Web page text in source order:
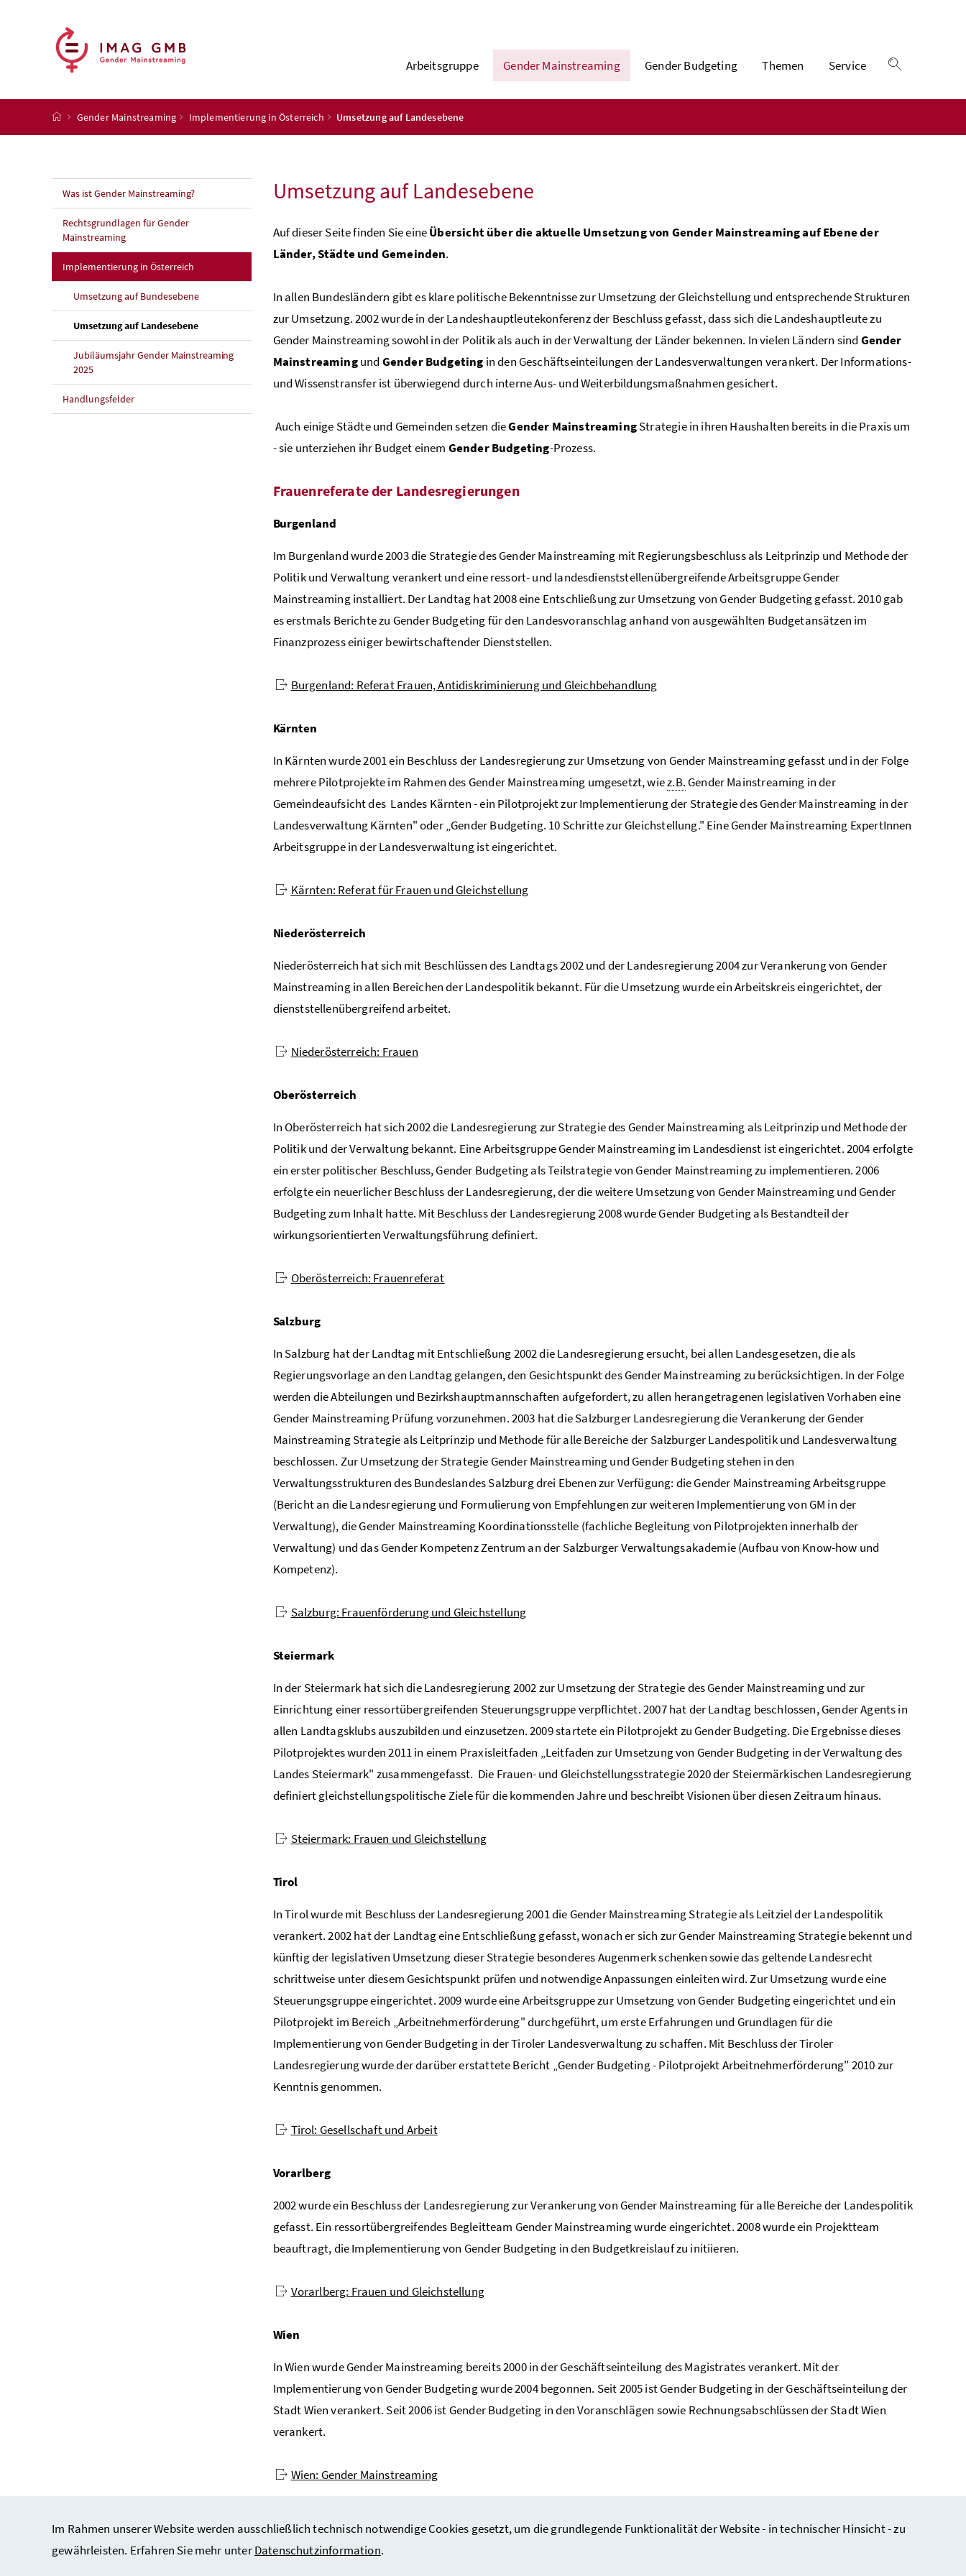
Im Rahmen unserer Website werden ausschließlich technisch notwendige Cookies gesetzt, um die grundlegende Funktionalität der Website - in technischer Hinsicht - zu
gewährleisten. Erfahren Sie mehr unterDatenschutzinformation.
Arbeitsgruppe Gender Mainstreaming Gender Budgeting Themen
Service
Startseite
Gender Mainstreaming Implementierung in Österreich Umsetzung auf Landesebene
Was ist Gender Mainstreaming?
Rechtsgrundlagen für Gender
Mainstreaming
Implementierung in Österreich(aktuelle Seite)
Umsetzung auf Bundesebene
Umsetzung auf Landesebene(aktuelle Seite)
Jubiläumsjahr Gender Mainstreaming
2025
Handlungsfelder
Umsetzung auf Landesebene
Auf dieser Seite finden Sie eineÜbersicht über die aktuelle Umsetzung von Gender Mainstreaming auf Ebene der
Länder, Städte und Gemeinden.
In allen Bundesländern gibt es klare politische Bekenntnisse zur Umsetzung der Gleichstellung und entsprechende Strukturen
zur Umsetzung. 2002 wurde in der Landeshauptleutekonferenz der Beschluss gefasst, dass sich die Landeshauptleute zu
Gender Mainstreaming sowohl in der Politik als auch in der Verwaltung der Länder bekennen. In vielen Ländern sind Gender
Mainstreamingund Gender Budgeting in den Geschäftseinteilungen der Landesverwaltungen verankert. Der Informations-
und Wissenstransfer ist überwiegend durch interne Aus- und Weiterbildungsmaßnahmen gesichert.
Auch einige Städte und Gemeinden setzen dieGender MainstreamingStrategie in ihren Haushalten bereits in die Praxis um
- sie unterziehen ihr Budget einem Gender Budgeting-Prozess.
Frauenreferate der Landesregierungen
Burgenland
Im Burgenland wurde 2003 die Strategie des Gender Mainstreaming mit Regierungsbeschluss als Leitprinzip und Methode der
Politik und Verwaltung verankert und eine ressort- und landesdienststellenübergreifende Arbeitsgruppe Gender
Mainstreaming installiert. Der Landtag hat 2008 eine Entschließung zur Umsetzung von Gender Budgeting gefasst. 2010 gab
es erstmals Berichte zu Gender Budgeting für den Landesvoranschlag anhand von ausgewählten Budgetansätzen im
Finanzprozess einiger bewirtschaftender Dienststellen.
Burgenland: Referat Frauen, Antidiskriminierung und Gleichbehandlung
Kärnten
In Kärnten wurde 2001 ein Beschluss der Landesregierung zur Umsetzung von Gender Mainstreaming gefasst und in der Folge
mehrere Pilotprojekte im Rahmen des Gender Mainstreaming umgesetzt, wiez.B. Gender Mainstreaming in der
Gemeindeaufsicht des Landes Kärnten - ein Pilotprojekt zur Implementierung der Strategie des Gender Mainstreaming in der
Landesverwaltung Kärnten" oder „Gender Budgeting. 10 Schritte zur Gleichstellung." Eine Gender Mainstreaming ExpertInnen
Arbeitsgruppe in der Landesverwaltung ist eingerichtet.
Kärnten: Referat für Frauen und Gleichstellung
Niederösterreich
Niederösterreich hat sich mit Beschlüssen des Landtags 2002 und der Landesregierung 2004 zur Verankerung von Gender
Mainstreaming in allen Bereichen der Landespolitik bekannt. Für die Umsetzung wurde ein Arbeitskreis eingerichtet, der
dienststellenübergreifend arbeitet.
Niederösterreich: Frauen
Oberösterreich
In Oberösterreich hat sich 2002 die Landesregierung zur Strategie des Gender Mainstreaming als Leitprinzip und Methode der
Politik und der Verwaltung bekannt. Eine Arbeitsgruppe Gender Mainstreaming im Landesdienst ist eingerichtet. 2004 erfolgte
ein erster politischer Beschluss, Gender Budgeting als Teilstrategie von Gender Mainstreaming zu implementieren. 2006
erfolgte ein neuerlicher Beschluss der Landesregierung, der die weitere Umsetzung von Gender Mainstreaming und Gender
Budgeting zum Inhalt hatte. Mit Beschluss der Landesregierung 2008 wurde Gender Budgeting als Bestandteil der
wirkungsorientierten Verwaltungsführung definiert.
Oberösterreich: Frauenreferat
Salzburg
In Salzburg hat der Landtag mit Entschließung 2002 die Landesregierung ersucht, bei allen Landesgesetzen, die als
Regierungsvorlage an den Landtag gelangen, den Gesichtspunkt des Gender Mainstreaming zu berücksichtigen. In der Folge
werden die Abteilungen und Bezirkshauptmannschaften aufgefordert, zu allen herangetragenen legislativen Vorhaben eine
Gender Mainstreaming Prüfung vorzunehmen. 2003 hat die Salzburger Landesregierung die Verankerung der Gender
Mainstreaming Strategie als Leitprinzip und Methode für alle Bereiche der Salzburger Landespolitik und Landesverwaltung
beschlossen. Zur Umsetzung der Strategie Gender Mainstreaming und Gender Budgeting stehen in den
Verwaltungsstrukturen des Bundeslandes Salzburg drei Ebenen zur Verfügung: die Gender Mainstreaming Arbeitsgruppe
(Bericht an die Landesregierung und Formulierung von Empfehlungen zur weiteren Implementierung von GM in der
Verwaltung), die Gender Mainstreaming Koordinationsstelle (fachliche Begleitung von Pilotprojekten innerhalb der
Verwaltung) und das Gender Kompetenz Zentrum an der Salzburger Verwaltungsakademie (Aufbau von Know-how und
Kompetenz).
Salzburg: Frauenförderung und Gleichstellung
Steiermark
In der Steiermark hat sich die Landesregierung 2002 zur Umsetzung der Strategie des Gender Mainstreaming und zur
Einrichtung einer ressortübergreifenden Steuerungsgruppe verpflichtet. 2007 hat der Landtag beschlossen, Gender Agents in
allen Landtagsklubs auszubilden und einzusetzen. 2009 startete ein Pilotprojekt zu Gender Budgeting. Die Ergebnisse dieses
Pilotprojektes wurden 2011 in einem Praxisleitfaden „Leitfaden zur Umsetzung von Gender Budgeting in der Verwaltung des
Landes Steiermark" zusammengefasst. Die Frauen- und Gleichstellungsstrategie 2020 der Steiermärkischen Landesregierung
definiert gleichstellungspolitische Ziele für die kommenden Jahre und beschreibt Visionen über diesen Zeitraum hinaus.
Steiermark: Frauen und Gleichstellung
Tirol
In Tirol wurde mit Beschluss der Landesregierung 2001 die Gender Mainstreaming Strategie als Leitziel der Landespolitik
verankert. 2002 hat der Landtag eine Entschließung gefasst, wonach er sich zur Gender Mainstreaming Strategie bekennt und
künftig der legislativen Umsetzung dieser Strategie besonderes Augenmerk schenken sowie das geltende Landesrecht
schrittweise unter diesem Gesichtspunkt prüfen und notwendige Anpassungen einleiten wird. Zur Umsetzung wurde eine
Steuerungsgruppe eingerichtet. 2009 wurde eine Arbeitsgruppe zur Umsetzung von Gender Budgeting eingerichtet und ein
Pilotprojekt im Bereich „Arbeitnehmerförderung" durchgeführt, um erste Erfahrungen und Grundlagen für die
Implementierung von Gender Budgeting in der Tiroler Landesverwaltung zu schaffen. Mit Beschluss der Tiroler
Landesregierung wurde der darüber erstattete Bericht „Gender Budgeting - Pilotprojekt Arbeitnehmerförderung" 2010 zur
Kenntnis genommen.
Tirol: Gesellschaft und Arbeit
Vorarlberg
2002 wurde ein Beschluss der Landesregierung zur Verankerung von Gender Mainstreaming für alle Bereiche der Landespolitik
gefasst. Ein ressortübergreifendes Begleitteam Gender Mainstreaming wurde eingerichtet. 2008 wurde ein Projektteam
beauftragt, die Implementierung von Gender Budgeting in den Budgetkreislauf zu initiieren.
Vorarlberg: Frauen und Gleichstellung
Wien
In Wien wurde Gender Mainstreaming bereits 2000 in der Geschäftseinteilung des Magistrates verankert. Mit der
Implementierung von Gender Budgeting wurde 2004 begonnen. Seit 2005 ist Gender Budgeting in der Geschäftseinteilung der
Stadt Wien verankert. Seit 2006 ist Gender Budgeting in den Voranschlägen sowie Rechnungsabschlüssen der Stadt Wien
verankert.
Wien: Gender Mainstreaming